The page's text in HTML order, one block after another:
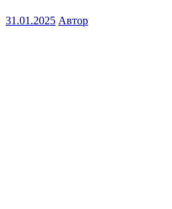
31.01.2025 Автор